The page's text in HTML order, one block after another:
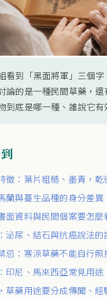
看到「黑面將軍」三個
論的是一種民間草藥，
到底是哪一種、誰說它
徵：葉片粗糙、墨青，
蘭與蔓生品種的身分差異
面資料與民間個案要怎麼
泌尿、結石與抗癌說法的
忌：寒涼草藥不能自行照
印尼、馬來西亞常見用途
草藥用途要分成傳聞、經